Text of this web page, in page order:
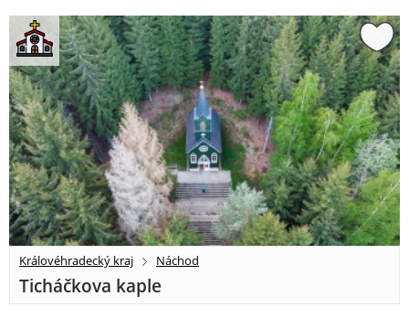
Královéhradecký kraj Náchod
Ticháčkova kaple